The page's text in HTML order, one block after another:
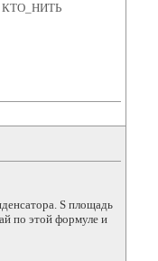
КТО_НИТЬ
S площадь
по этой формуле и